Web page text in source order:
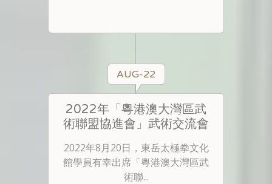
AUG-22
2022年「粵港澳大灣區武
術聯盟協進會」武術交流會
2022年8月20日，東岳太極拳文化
館學員有幸出席「粵港澳大灣區武
術聯...